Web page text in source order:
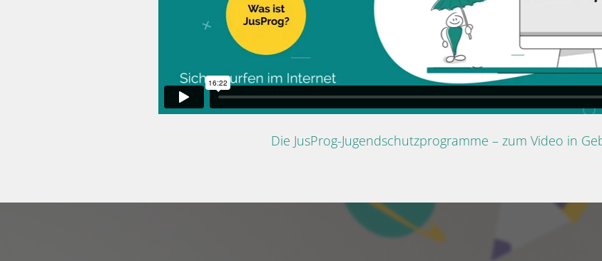
Die JusProg-Jugendschutzprogramme – zum Video in